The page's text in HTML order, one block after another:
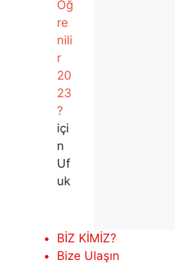
Öğ
re
nili
r
20
23
?
içi
n
Uf
uk
BİZ KİMİZ?
Bize Ulaşın